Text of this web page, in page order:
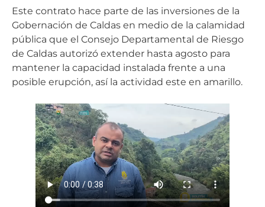
Este contrato hace parte de las inversiones de la
Gobernación de Caldas en medio de la calamidad
pública que el Consejo Departamental de Riesgo
de Caldas autorizó extender hasta agosto para
mantener la capacidad instalada frente a una
posible erupción, así la actividad este en amarillo.